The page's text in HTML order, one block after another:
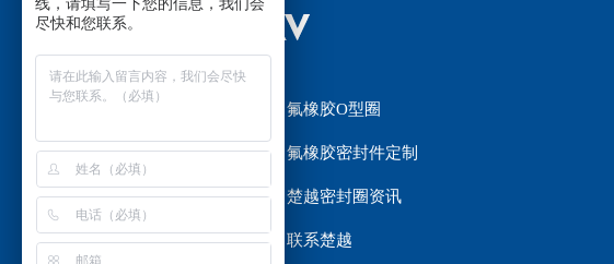
氟橡胶O型圈
氟橡胶密封圈 氟橡胶密封件定制
楚越密封圈选材 楚越密封圈资讯
关于楚越 联系楚越
尽快和您联系。